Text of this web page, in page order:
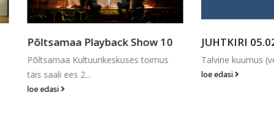
Playback Show 10
Kultuurikeskuses toimus
ees 2...
JUHTKIRI 05.02.2026
Talvine kuumus (veel …)